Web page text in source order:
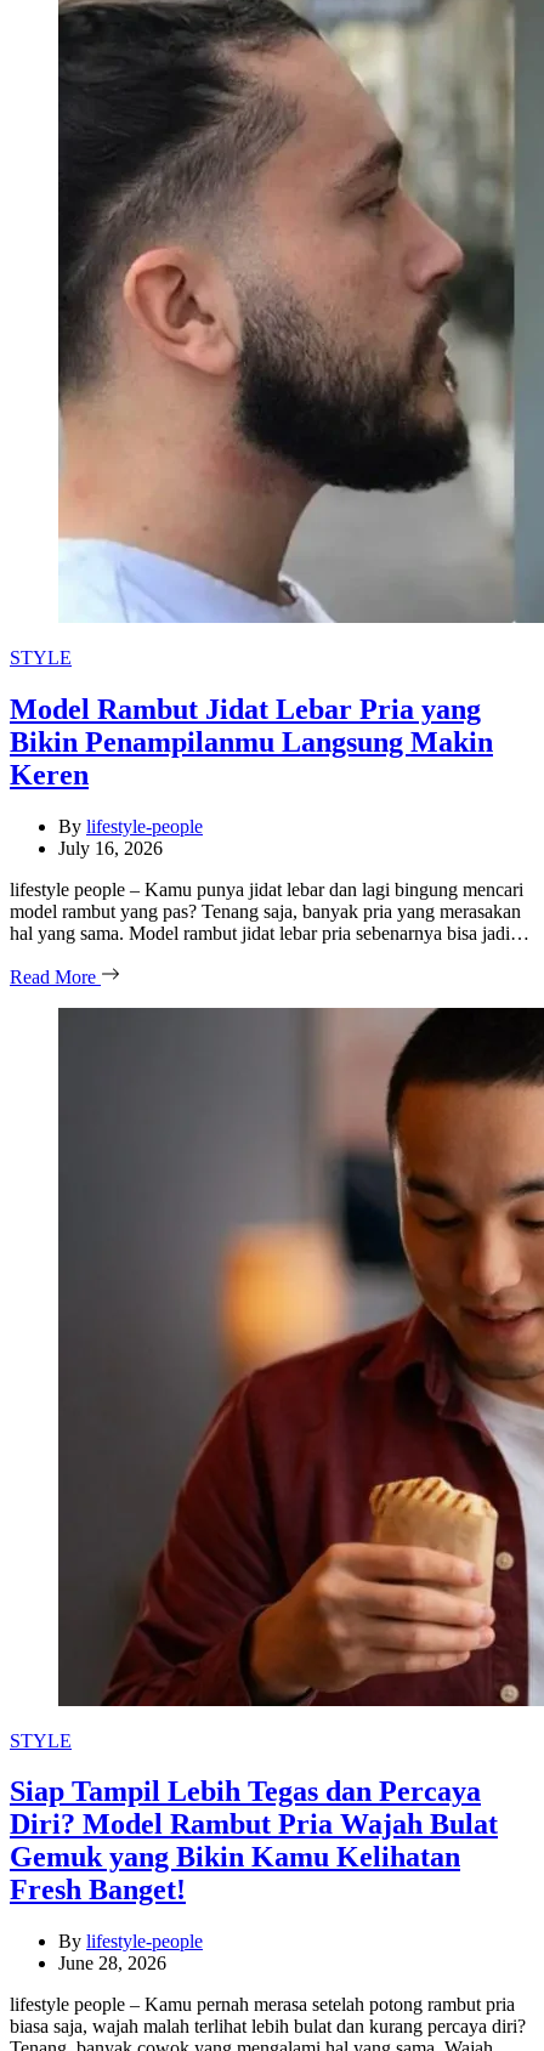
Categories
STYLE
Model Rambut Jidat Lebar Pria yang
Bikin Penampilanmu Langsung Makin
Keren
By lifestyle-people
July 16, 2026
lifestyle people – Kamu punya jidat lebar dan lagi bingung mencari
model rambut yang pas? Tenang saja, banyak pria yang merasakan
hal yang sama. Model rambut jidat lebar pria sebenarnya bisa jadi…
Read More
Categories
STYLE
Siap Tampil Lebih Tegas dan Percaya
Diri? Model Rambut Pria Wajah Bulat
Gemuk yang Bikin Kamu Kelihatan
Fresh Banget!
By lifestyle-people
June 28, 2026
lifestyle people – Kamu pernah merasa setelah potong rambut pria
biasa saja, wajah malah terlihat lebih bulat dan kurang percaya diri?